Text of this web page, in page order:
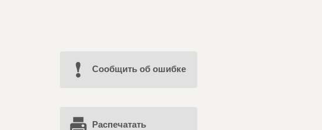
Cообщить об ошибке
Распечатать